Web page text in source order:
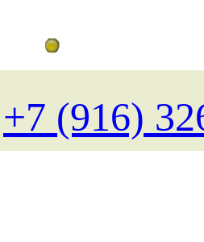
+7 (916)